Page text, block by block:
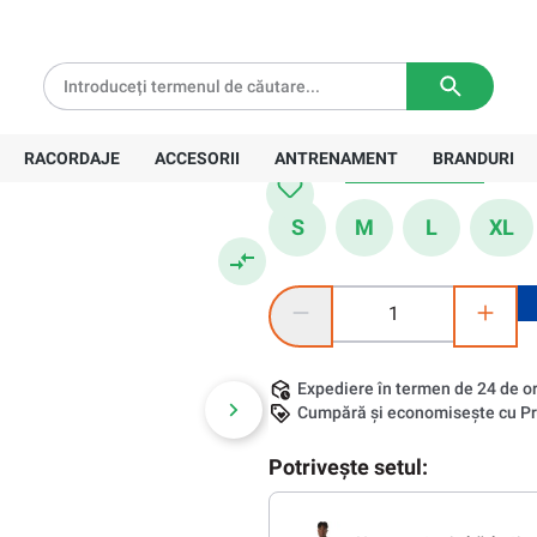
RACORDAJE ACCESORII ANTRENAMENT BRANDURI
207,40 Lei
Preț recomandat:268,00 Lei
S M L XL
Cantitate produs: Introduceți
Expediere în termen de 24 de
Cumpără și economisește cu
Potrivește setul: